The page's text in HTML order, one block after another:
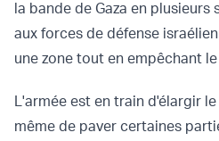
la bande de Gaza en
aux forces de défense
une zone tout en empêchant
L'armée est en train d'élargir
même de paver certaines